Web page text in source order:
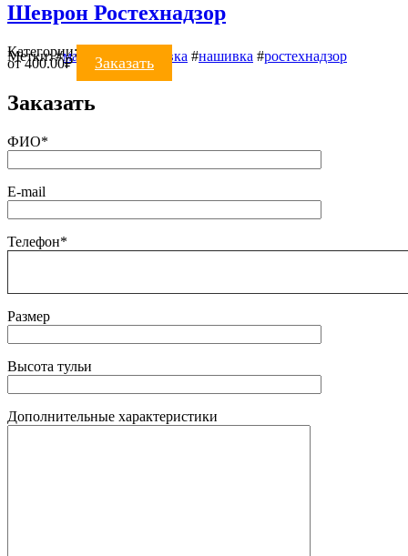
Шеврон Ростехнадзор
Категории:
Метки:#машинная вышивка #нашивка #ростехнадзор
от400.00₽ Заказать
Заказать
ФИО*
E-mail
Телефон*
Размер
Высота тульи
Дополнительные характеристики